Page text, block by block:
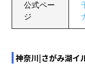
公式ペー
ジ
神奈川|さがみ湖イ